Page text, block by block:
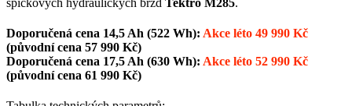
Doporučená cena 14,5 Ah (522 Wh): Akce léto 49 990 Kč
(původní cena 57 990 Kč)
Doporučená cena 17,5 Ah (630 Wh): Akce léto 52 990 Kč
(původní cena 61 990 Kč)